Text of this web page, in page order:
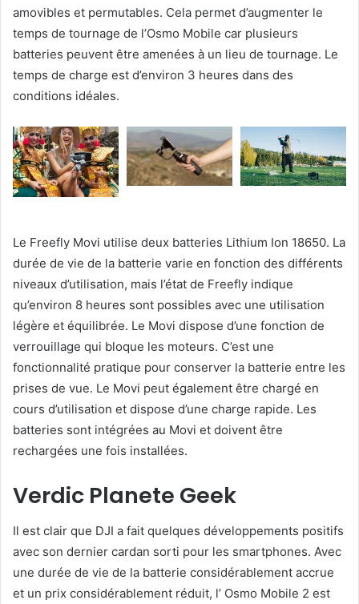
amovibles et permutables. Cela permet d’augmenter le
temps de tournage de l’Osmo Mobile car plusieurs
batteries peuvent être amenées à un lieu de tournage. Le
temps de charge est d’environ 3 heures dans des
conditions idéales.
Le Freefly Movi utilise deux batteries Lithium Ion 18650. La
durée de vie de la batterie varie en fonction des différents
niveaux d’utilisation, mais l’état de Freefly indique
qu’environ 8 heures sont possibles avec une utilisation
légère et équilibrée. Le Movi dispose d’une fonction de
verrouillage qui bloque les moteurs. C’est une
fonctionnalité pratique pour conserver la batterie entre les
prises de vue. Le Movi peut également être chargé en
cours d’utilisation et dispose d’une charge rapide. Les
batteries sont intégrées au Movi et doivent être
rechargées une fois installées.
Verdic Planete Geek
Il est clair que DJI a fait quelques développements positifs
avec son dernier cardan sorti pour les smartphones. Avec
une durée de vie de la batterie considérablement accrue
et un prix considérablement réduit, l’ Osmo Mobile 2 est